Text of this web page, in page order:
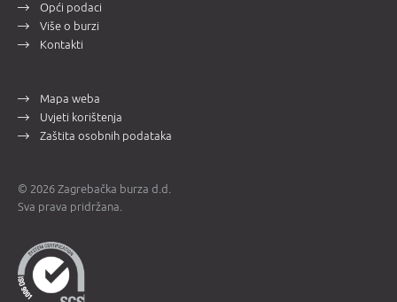
Opći podaci
Više o burzi
Kontakti
Mapa weba
Uvjeti korištenja
Zaštita osobnih podataka
© 2026 Zagrebačka burza d.d.
Sva prava pridržana.